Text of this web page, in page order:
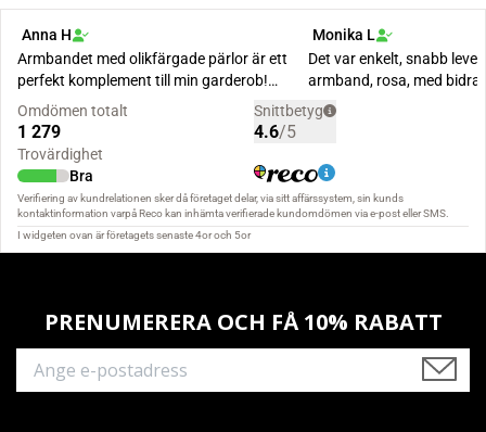
PRENUMERERA OCH FÅ 10% RABATT